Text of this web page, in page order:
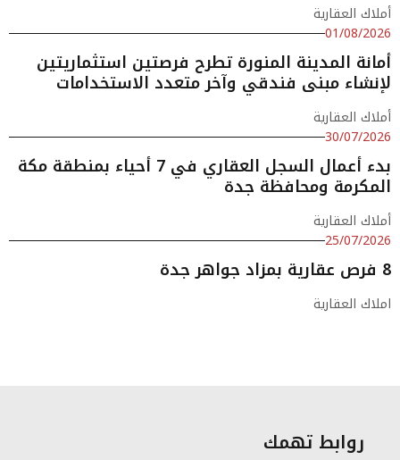
أملاك العقارية
01/08/2026
أمانة المدينة المنورة تطرح فرصتين استثماريتين
لإنشاء مبنى فندقي وآخر متعدد الاستخدامات
أملاك العقارية
30/07/2026
بدء أعمال السجل العقاري في 7 أحياء بمنطقة مكة
المكرمة ومحافظة جدة
أملاك العقارية
25/07/2026
8 فرص عقارية بمزاد جواهر جدة
املاك العقارية
روابط تهمك